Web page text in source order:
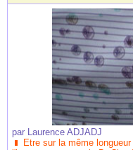
par Laurence ADJADJ
Etre sur la même